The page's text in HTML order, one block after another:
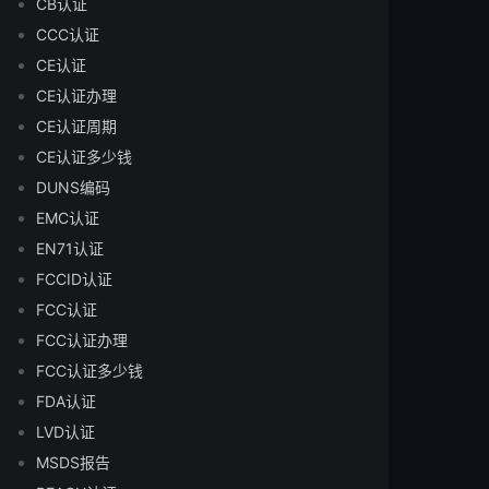
CB认证
CCC认证
CE认证
CE认证办理
CE认证周期
CE认证多少钱
DUNS编码
EMC认证
EN71认证
FCCID认证
FCC认证
FCC认证办理
FCC认证多少钱
FDA认证
LVD认证
MSDS报告